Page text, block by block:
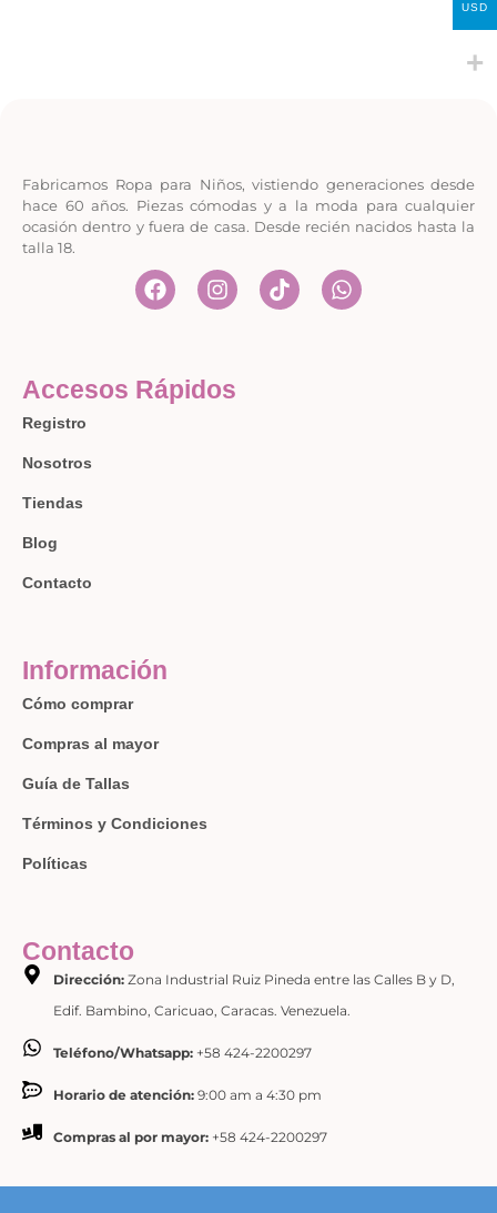
Fabricamos Ropa para Niños, vistiendo generaciones desde
hace 60 años. Piezas cómodas y a la moda para cualquier
ocasión dentro y fuera de casa. Desde recién nacidos hasta la
talla 18.
Accesos Rápidos
Registro
Nosotros
Tiendas
Blog
Contacto
Información
Cómo comprar
Compras al mayor
Guía de Tallas
Términos y Condiciones
Políticas
Contacto
Dirección:Zona Industrial Ruiz Pineda entre las Calles B y D,
Edif. Bambino, Caricuao, Caracas. Venezuela.
Teléfono/Whatsapp:+58 424-2200297
Horario de atención:9:00 am a 4:30 pm
Compras al por mayor:+58 424-2200297
USD